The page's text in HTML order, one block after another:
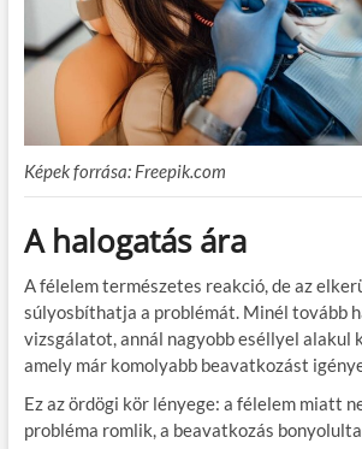
Képek forrása: Freepik.com
A halogatás ára
A félelem természetes reakció, de az
súlyosbíthatja a problémát. Minél tovább
vizsgálatot, annál nagyobb eséllyel alakul
amely már komolyabb beavatkozást
Ez az ördögi kör lényege: a félelem miatt
probléma romlik, a beavatkozás